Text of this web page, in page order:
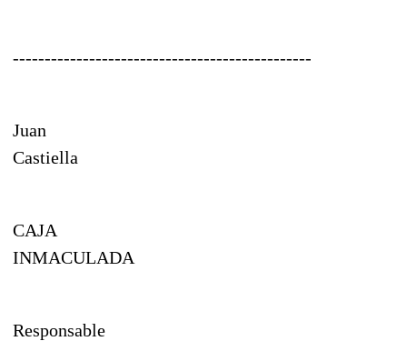
-----------------------------------------------
Juan
Castiella
CAJA
INMACULADA
Responsable